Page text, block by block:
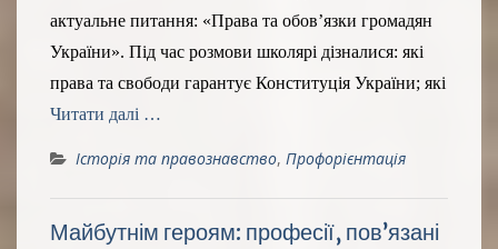
актуальне питання: «Права та обов’язки громадян
України». Під час розмови школярі дізналися: які
права та свободи гарантує Конституція України; які
Читати далі …
Історія та правознавство, Профорієнтація
Майбутнім героям: професії, пов’язані